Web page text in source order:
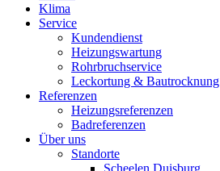
Klima
Service
Kundendienst
Heizungswartung
Rohrbruchservice
Leckortung & Bautrocknung
Referenzen
Heizungsreferenzen
Badreferenzen
Über uns
Standorte
Scheelen Duisburg